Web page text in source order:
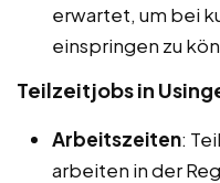
erwartet, um bei
einspringen zu
Teilzeitjobs in
Arbeitszeiten:
arbeiten in der